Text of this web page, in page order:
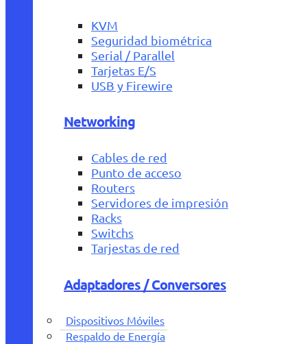
KVM
Seguridad biométrica
Serial / Parallel
Tarjetas E/S
USB y Firewire
Networking
Cables de red
Punto de acceso
Routers
Servidores de impresión
Racks
Switchs
Tarjestas de red
Adaptadores / Conversores
Dispositivos Móviles
Respaldo de Energía